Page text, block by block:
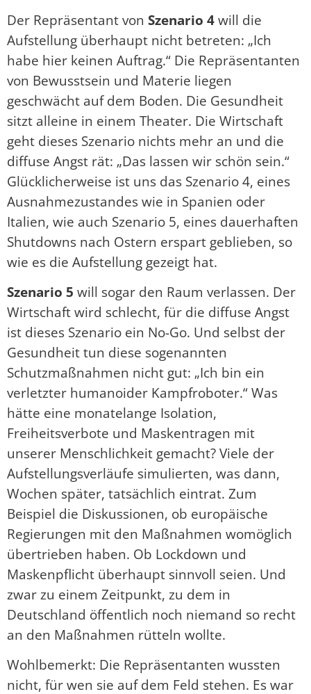
Der Repräsentant von Szenario 4will die
Aufstellung überhaupt nicht betreten: „Ich
habe hier keinen Auftrag.“ Die Repräsentanten
von Bewusstsein und Materie liegen
geschwächt auf dem Boden. Die Gesundheit
sitzt alleine in einem Theater. Die Wirtschaft
geht dieses Szenario nichts mehr an und die
diffuse Angst rät: „Das lassen wir schön sein.“
Glücklicherweise ist uns das Szenario 4, eines
Ausnahmezustandes wie in Spanien oder
Italien, wie auch Szenario 5, eines dauerhaften
Shutdowns nach Ostern erspart geblieben, so
wie es die Aufstellung gezeigt hat.
Szenario 5 will sogar den Raum verlassen. Der
Wirtschaft wird schlecht, für die diffuse Angst
ist dieses Szenario ein No-Go. Und selbst der
Gesundheit tun diese sogenannten
Schutzmaßnahmen nicht gut: „Ich bin ein
verletzter humanoider Kampfroboter.“ Was
hätte eine monatelange Isolation,
Freiheitsverbote und Maskentragen mit
unserer Menschlichkeit gemacht? Viele der
Aufstellungsverläufe simulierten, was dann,
Wochen später, tatsächlich eintrat. Zum
Beispiel die Diskussionen, ob europäische
Regierungen mit den Maßnahmen womöglich
übertrieben haben. Ob Lockdown und
Maskenpflicht überhaupt sinnvoll seien. Und
zwar zu einem Zeitpunkt, zu dem in
Deutschland öffentlich noch niemand so recht
an den Maßnahmen rütteln wollte.
Wohlbemerkt: Die Repräsentanten wussten
nicht, für wen sie auf dem Feld stehen. Es war